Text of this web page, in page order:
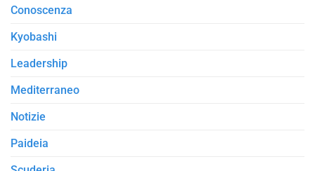
Conoscenza
Kyobashi
Leadership
Mediterraneo
Notizie
Paideia